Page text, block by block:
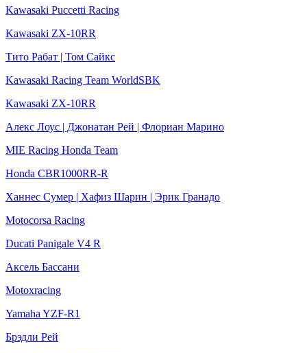
Kawasaki Puccetti Racing
Kawasaki ZX-10RR
Тито Рабат | Том Сайкс
Kawasaki Racing Team WorldSBK
Kawasaki ZX-10RR
Алекс Лоус | Джонатан Рей | Флориан Марино
MIE Racing Honda Team
Honda CBR1000RR-R
Ханнес Сумер | Хафиз Шарин | Эрик Гранадо
Motocorsa Racing
Ducati Panigale V4 R
Аксель Бассани
Motoxracing
Yamaha YZF-R1
Брэдли Рей